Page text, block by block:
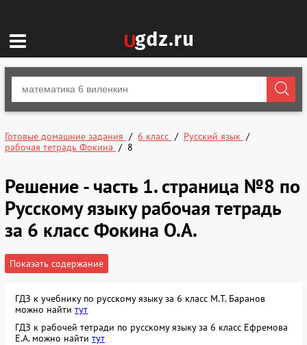
Готовые домашние задания 6 класс
Русский язык
рабочая тетрадь Фокина
8
Решение - часть 1. страница №8 по
Русскому языку рабочая тетрадь
за 6 класс Фокина О.А.
Показать содержание
ГДЗ к учебнику по русскому языку за 6 класс М.Т. Баранов
можно найти тут
ГДЗ к рабочей тетради по русскому языку за 6 класс Ефремова
Е.А. можно найти тут